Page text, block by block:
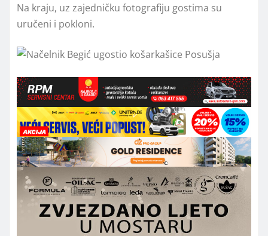
Na kraju, uz zajedničku fotografiju gostima su
uručeni i pokloni.